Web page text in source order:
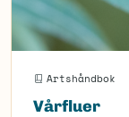
Artshåndbok
Vårfluer